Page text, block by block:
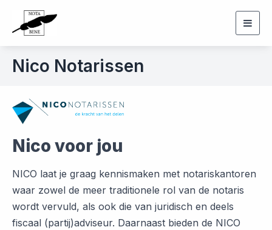
Nico Notarissen
Nico voor jou
NICO laat je graag kennismaken met notariskantoren
waar zowel de meer traditionele rol van de notaris
wordt vervuld, als ook die van juridisch en deels
fiscaal (partij)adviseur. Daarnaast bieden de NICO